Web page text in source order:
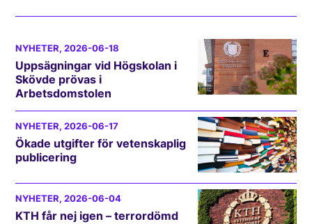
NYHETER, 2026-06-18
Uppsägningar vid Högskolan i
Skövde prövas i
Arbetsdomstolen
NYHETER, 2026-06-17
Ökade utgifter för vetenskaplig
publicering
NYHETER, 2026-06-04
KTH får nej igen – terrordömd